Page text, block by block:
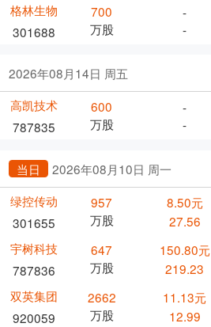
格林生物
301688
700
万股
-
-
2026年08月14日 周五
高凯技术
787835
600
万股
-
-
当日
2026年08月10日 周一
绿控传动
301655
957
万股
8.50元
27.56
宇树科技
787836
647
万股
150.80元
219.23
双英集团
920059
2662
万股
11.13元
12.99